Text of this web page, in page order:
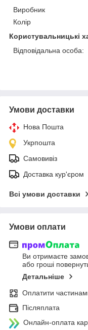
Виробник
Колір
Користувальницькі
Відповідальна особа:
Умови доставки
Нова Пошта
Укрпошта
Самовивіз
Доставка кур'єром
Всі умови доставки
Умови оплати
Ви отримаєте
або гроші
Детальніше
Оплатити
Післяплата
Онлайн-оплата